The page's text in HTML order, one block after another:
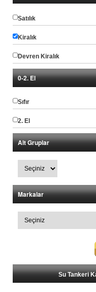
Satılık
Kiralık
Devren Kiralık
0-2. El
Sıfır
2. El
Alt Gruplar
Markalar
Su Tankeri